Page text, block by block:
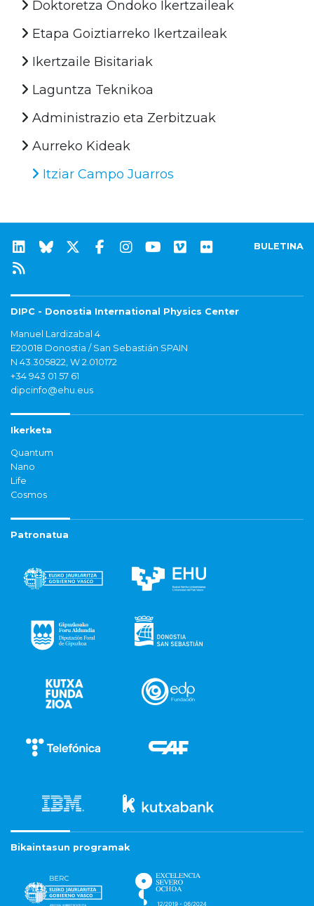
Doktoretza Ondoko Ikertzaileak
Etapa Goiztiarreko Ikertzaileak
Ikertzaile Bisitariak
Laguntza Teknikoa
Administrazio eta Zerbitzuak
Aurreko Kideak
Itziar Campo Juarros
BULETINA
DIPC - Donostia International Physics Center
Manuel Lardizabal 4
E20018 Donostia / San Sebastián SPAIN
N 43.305822, W 2.010172
+34 943 01 57 61
dipcinfo@ehu.eus
Ikerketa
Quantum
Nano
Life
Cosmos
Patronatua
Bikaintasun programak